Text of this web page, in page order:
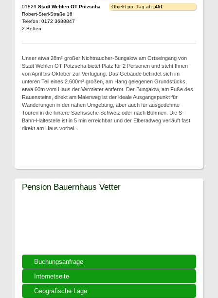
01829 Stadt Wehlen OT Pötzscha
Robert-Sterl-Straße 16
Telefon: 0172 3688847
2 Betten
Objekt pro Tag ab: 45€
Unser etwa 28m² großer Nichtraucher-Bungalow am Ortseingang von
Stadt Wehlen OT Pötzscha bietet Platz für 2 Personen und steht Ihnen
von April bis Oktober zur Verfügung. Das Gebäude befindet sich im
unteren Teil eines 2.600m² großen, am Hang gelegenen Grundstücks,
etwa 60m vom Haus der Vermieter entfernt. Der Bungalow, am Fuße des
Rauensteins, direkt am Malerweg ist der ideale Ausgangspunkt für
Wanderungen in der nahen Umgebung, aber auch für ausgedehnte
Touren in die hintere Sächsische Schweiz oder nach Böhmen. Die S-
Bahn-Haltestelle ist in 5 min erreichbar und der Elberadweg verläuft fast
direkt am Haus vorbei...
Buchungsanfrage
Internetseite
Geografische Lage
Pension Bauernhaus Vetter